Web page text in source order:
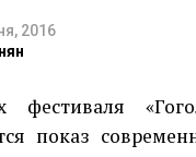
2016
фестиваля
показ